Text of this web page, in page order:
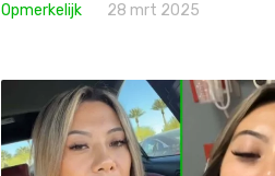
Opmerkelijk 28 mrt 2025